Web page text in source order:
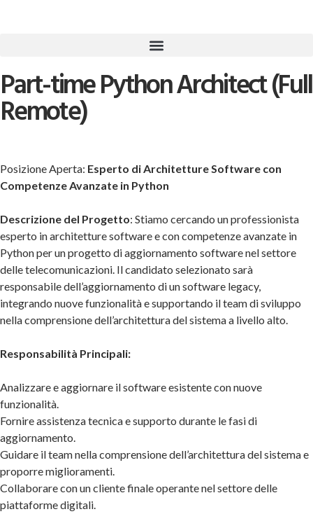
Part-time Python Architect (Full
Remote)
Posizione Aperta: Esperto di Architetture Software con
Competenze Avanzate in Python
Descrizione del Progetto: Stiamo cercando un professionista
esperto in architetture software e con competenze avanzate in
Python per un progetto di aggiornamento software nel settore
delle telecomunicazioni. Il candidato selezionato sarà
responsabile dell’aggiornamento di un software legacy,
integrando nuove funzionalità e supportando il team di sviluppo
nella comprensione dell’architettura del sistema a livello alto.
Responsabilità Principali:
Analizzare e aggiornare il software esistente con nuove
funzionalità.
Fornire assistenza tecnica e supporto durante le fasi di
aggiornamento.
Guidare il team nella comprensione dell’architettura del sistema e
proporre miglioramenti.
Collaborare con un cliente finale operante nel settore delle
piattaforme digitali.